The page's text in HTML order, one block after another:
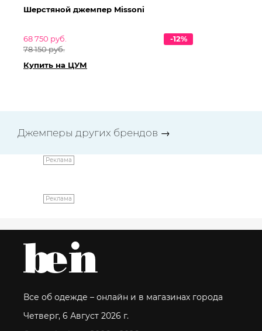
Шерстяной джемпер Missoni
68 750 руб.
78 150 руб.
-12%
Купить на ЦУМ
Джемперы других брендов →
Реклама
Реклама
Все об одежде – онлайн и в магазинах города
Четверг, 6 Август 2026 г.